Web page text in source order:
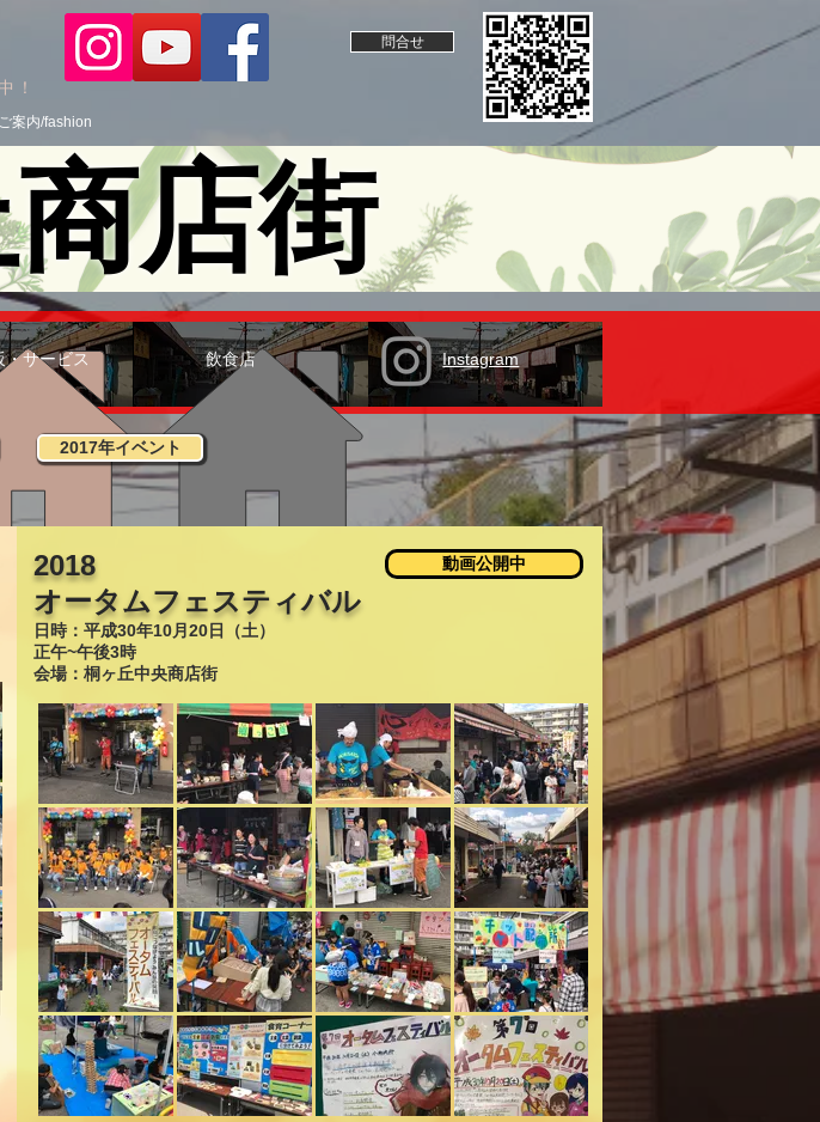
問合せ
！
案内/fashion
店街
・サービス 飲食店 Instagram
2017年イベント
2018
オータムフェスティバル
日時：平成30年10月20日（土）
正午~午後3時
会場：桐ヶ丘中央商店街
動画公開中